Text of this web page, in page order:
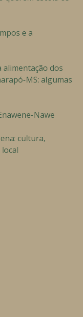
e a
dos
MS: algumas
Nawe
cultura,